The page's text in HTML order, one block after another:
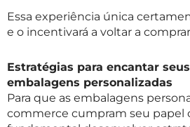
Essa experiência única
e o incentivará a voltar a
Estratégias para encantar
embalagens personalizadas
Para que as embalagens
commerce cumpram seu papel